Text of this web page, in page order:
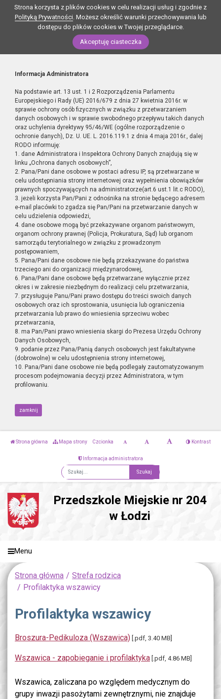
Strona korzysta z plików cookies w celu realizacji usług i zgodnie z
Polityką Prywatności. Możesz określić warunki przechowywania lub
dostępu do plików cookies w Twojej przeglądarce.
Akceptuję ciasteczka
Informacja Administratora
Na podstawie art. 13 ust. 1 i 2 Rozporządzenia Parlamentu
Europejskiego i Rady (UE) 2016/679 z dnia 27 kwietnia 2016r. w
sprawie ochrony osób fizycznych w związku z przetwarzaniem
danych osobowych i w sprawie swobodnego przepływu takich danych
oraz uchylenia dyrektywy 95/46/WE (ogólne rozporządzenie o
ochronie danych), Dz. U. UE. L. 2016.119.1 z dnia 4 maja 2016r., dalej
RODO informuję:
1. dane Administratora i Inspektora Ochrony Danych znajdują się w
linku „Ochrona danych osobowych”,
2. Pana/Pani dane osobowe w postaci adresu IP, są przetwarzane w
celu udostępniania strony internetowej oraz wypełnienia obowiązków
prawnych spoczywających na administratorze(art.6 ust.1 lit.c RODO),
3. jeżeli korzysta Pan/Pani z odnośnika na stronie będącego adresem
e-mail placówki to zgadza się Pan/Pani na przetwarzanie danych w
celu udzielenia odpowiedzi,
4. dane osobowe mogą być przekazywane organom państwowym,
organom ochrony prawnej (Policja, Prokuratura, Sąd) lub organom
samorządu terytorialnego w związku z prowadzonym
postępowaniem,
5. Pana/Pani dane osobowe nie będą przekazywane do państwa
trzeciego ani do organizacji międzynarodowej,
6. Pana/Pani dane osobowe będą przetwarzane wyłącznie przez
okres i w zakresie niezbędnym do realizacji celu przetwarzania,
7. przysługuje Panu/Pani prawo dostępu do treści swoich danych
osobowych oraz ich sprostowania, usunięcia lub ograniczenia
przetwarzania lub prawo do wniesienia sprzeciwu wobec
przetwarzania,
8. ma Pan/Pani prawo wniesienia skargi do Prezesa Urzędu Ochrony
Danych Osobowych,
9. podanie przez Pana/Panią danych osobowych jest fakultatywne
(dobrowolne) w celu udostępnienia strony internetowej,
10. Pana/Pani dane osobowe nie będą podlegały zautomatyzowanym
procesom podejmowania decyzji przez Administratora, w tym
profilowaniu.
zamknij
Strona główna Mapa strony Czcionka Kontrast
Informacja administratora
Fraza
Przedszkole Miejskie nr 204
w Łodzi
Menu
Strona główna
Strefa rodzica
Profilaktyka wszawicy
Profilaktyka wszawicy
Broszura-Pedikuloza (Wszawica) [.pdf, 3.40 MB]
Wszawica - zapobieganie i profilaktyka [.pdf, 4.86 MB]
Wszawica, zaliczana po względem medycznym do
grupy inwazji pasożytami zewnętrznymi, nie znajduje